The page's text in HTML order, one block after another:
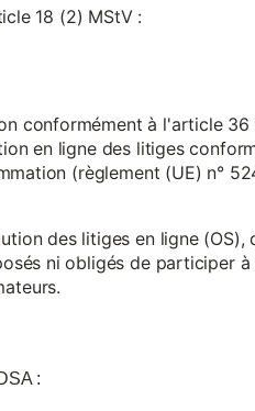
18 (2) MStV :
conformément à l'article 36
en ligne des litiges
(règlement (UE) n°
des litiges en ligne (OS),
ni obligés de participer
: